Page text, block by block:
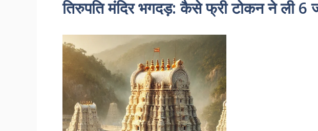
तिरुपति मंदिर भगदड़: कैसे फ्री टोकन ने ली 6